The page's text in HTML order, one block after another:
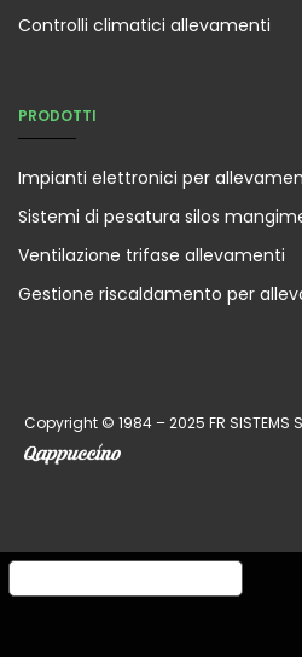
Controlli climatici allevamenti
PRODOTTI
Impianti elettronici per
Sistemi di pesatura silos
Ventilazione trifase allevamenti
Gestione riscaldamento per
Copyright © 1984 – 2025 FR SISTEMS